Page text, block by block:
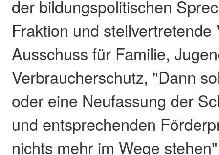
der bildungspolitischen
Fraktion und stellvertretende
Ausschuss für Familie,
Verbraucherschutz, "Dann
oder eine Neufassung der
und entsprechenden
nichts mehr im Wege